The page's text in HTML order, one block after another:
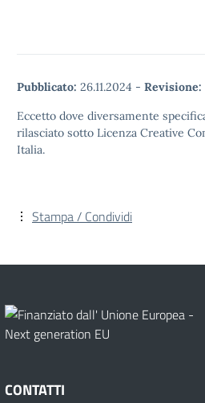
Pubblicato: 26.11.2024 - Revisione:
Eccetto dove diversamente
rilasciato sotto Licenza Creative
Italia.
Stampa / Condividi
CONTATTI